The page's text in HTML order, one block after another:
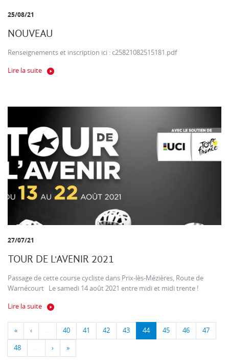
25/08/21
NOUVEAU
Renseignements et inscription ici : c25821082515181.pdf
Lire la suite
27/07/21
TOUR DE L'AVENIR 2021
Passage de cette course cycliste dans Prix-lès-Mézières, Route de
Warnécourt Le samedi 14 août 2021 entre midi et midi trente !
Lire la suite
« ‹ … 40 41 42 43 44 45 46 47
48 … › »